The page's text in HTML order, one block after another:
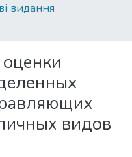
видання
видов